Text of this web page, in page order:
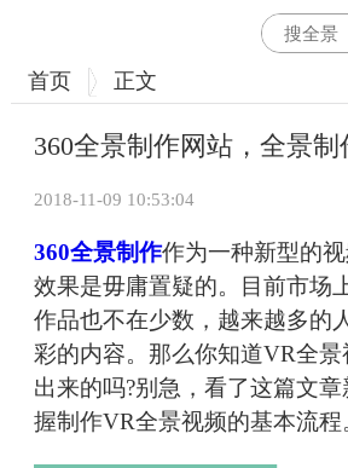
首页 正文
360全景制作网站，全景
2018-11-09 10:53:04
360全景制作作为一种新型的
效果是毋庸置疑的。目前市场
作品也不在少数，越来越多的
彩的内容。那么你知道VR全
出来的吗?别急，看了这篇文
握制作VR全景视频的基本流程